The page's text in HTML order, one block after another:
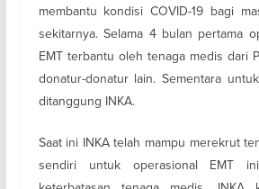
membantu kondisi COVID-19 bagi
sekitarnya. Selama 4 bulan pertama
EMT terbantu oleh tenaga medis dari
donatur-donatur lain. Sementara
ditanggung INKA.
Saat ini INKA telah mampu merekrut
sendiri untuk operasional EMT